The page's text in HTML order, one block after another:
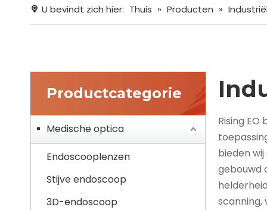
U bevindt zich hier: Thuis » Producten »
Productcategorie
Medische optica
Endoscooplenzen
Stijve endoscoop
3D-endoscoop
Rising
bieden
gebouwd
scanning,